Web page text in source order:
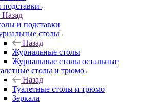
Назад
и подставки
столы
Назад
Журнальные столы
Журнальные столы остальные
столы и трюмо
Назад
Туалетные столы и трюмо
Зеркала